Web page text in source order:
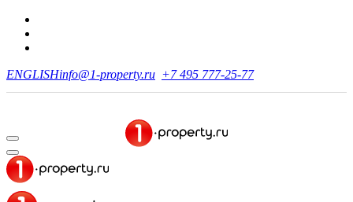
ENGLISHinfo@1-property.ru +7 495 777-25-77